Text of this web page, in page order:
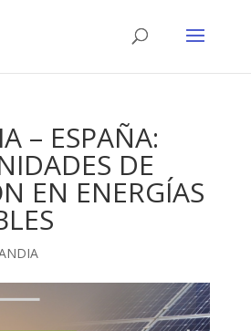
– ESPAÑA:
DE
EN ENERGÍAS